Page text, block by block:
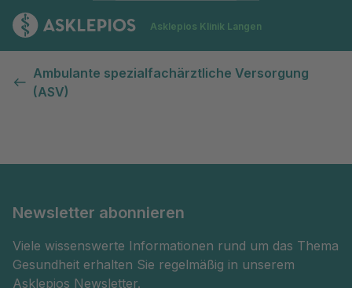
Zur Startseite
Asklepios Klinik Langen
Ambulante spezialfachärztliche Versorgung
(ASV)
Newsletter abonnieren
Viele wissenswerte Informationen rund um das Thema
Gesundheit erhalten Sie regelmäßig in unserem
Asklepios Newsletter.